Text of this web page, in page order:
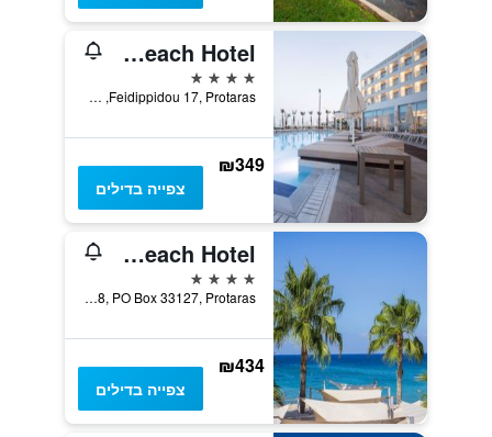
Evalena Beach Hotel
4 כוכבים
Feidippidou 17, Protaras, קפריסין
₪349
צפייה בדילים
Vrissaki Beach Hotel
4 כוכבים
Amphitritis 8, PO Box 33127, Protaras, קפריסין
₪434
צפייה בדילים